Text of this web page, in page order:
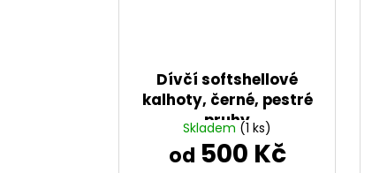
Dívčí softshellové
kalhoty, černé, pestré
pruhy
Skladem (1 ks)
od 500 Kč